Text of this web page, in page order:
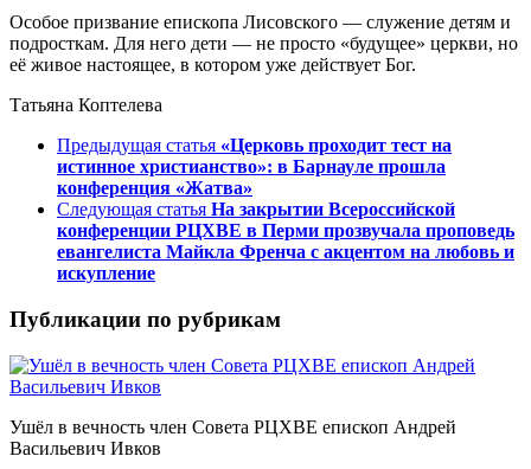
Особое призвание епископа Лисовского — служение детям и
подросткам. Для него дети — не просто «будущее» церкви, но
её живое настоящее, в котором уже действует Бог.
Татьяна Коптелева
Предыдущая статья «Церковь проходит тест на
истинное христианство»: в Барнауле прошла
конференция «Жатва»
Следующая статья На закрытии Всероссийской
конференции РЦХВЕ в Перми прозвучала проповедь
евангелиста Майкла Френча с акцентом на любовь и
искупление
Публикации по рубрикам
Ушёл в вечность член Совета РЦХВЕ епископ Андрей
Васильевич Ивков